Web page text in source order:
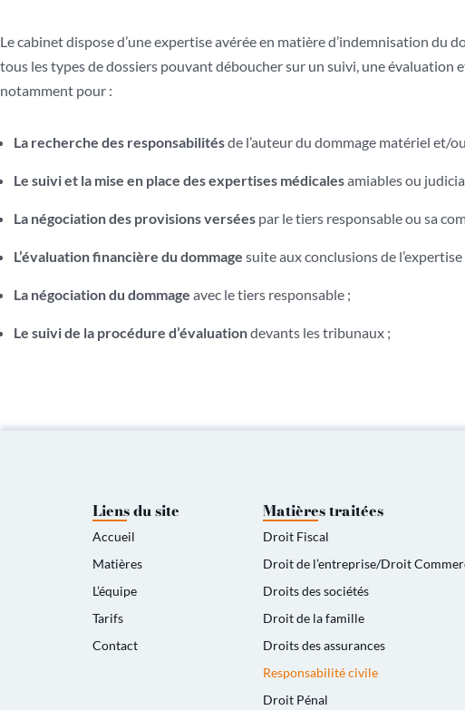
Le cabinet dispose d’une expertise avérée en matière d’indemnisation du
tous les types de dossiers pouvant déboucher sur un suivi, une
notamment pour :
La recherche des responsabilitésde l’auteur du dommage matériel et/
Le suivi et la mise en place des expertises médicalesamiables ou
La négociation des provisions versées par le tiers responsable ou sa
L’évaluation financière du dommage suite aux conclusions de l’expertise
La négociation du dommage avec le tiers responsable ;
Le suivi de la procédure d’évaluationdevants les tribunaux ;
Liens du site
Accueil
Matières
L’équipe
Tarifs
Contact
Matières traitées
Droit Fiscal
Droit de l’entreprise/Droit
Droits des sociétés
Droit de la famille
Droits des assurances
Responsabilité civile
Droit Pénal